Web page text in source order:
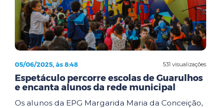
531 visualizações
05/06/2025, às 8:48
Espetáculo percorre escolas de Guarulhos
e encanta alunos da rede municipal
Os alunos da EPG Margarida Maria da Conceição,